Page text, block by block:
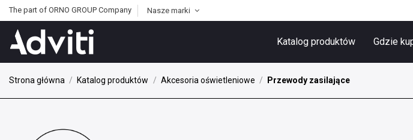
The part of ORNO GROUP Company Nasze marki
Katalog produktów Gdzie
Strona główna Katalog produktów Akcesoria oświetleniowe Przewody zasilające